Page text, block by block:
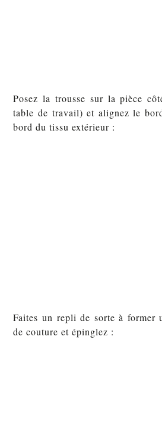
Posez la trousse sur la pièce
table de travail) et alignez le
bord du tissu extérieur :
Faites un repli de sorte à former
de couture et épinglez :